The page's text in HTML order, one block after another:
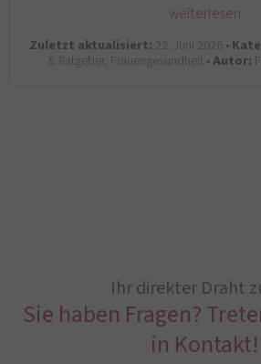
weiterlesen
Zuletzt aktualisiert: 22. Juni 2026 •
& Ratgeber, Frauengesundheit •Autor:
Ihr direkter Draht
Sie haben Fragen?
in Kontakt!